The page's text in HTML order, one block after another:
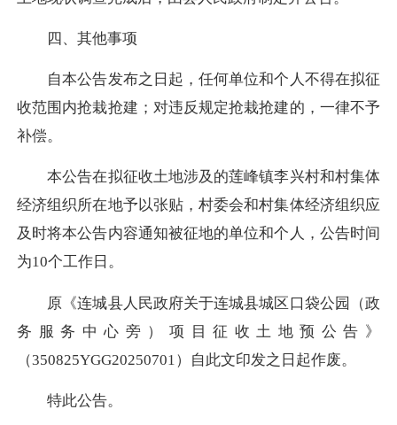
四、其他事项
自本公告发布之日起，任何单位和个人不得在拟征
收范围内抢栽抢建；对违反规定抢栽抢建的，一律不予
补偿。
本公告在拟征收土地涉及的莲峰镇李兴村和村集体
经济组织所在地予以张贴，村委会和村集体经济组织应
及时将本公告内容通知被征地的单位和个人，公告时间
为10个工作日。
原《连城县人民政府关于连城县城区口袋公园（政
务服务中心旁）项目征收土地预公告》
（350825YGG20250701）自此文印发之日起作废。
特此公告。